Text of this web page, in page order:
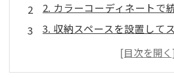
2. カラーコーディネートで
3. 収納スペースを設置して
4. フローリングや壁材にこ
5. アクセントになる小物を